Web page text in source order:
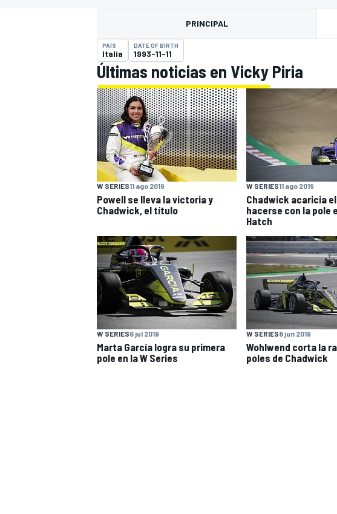
NASCARINDYCARSPORTSCARRALLY
PRINCIPAL
PAÍS
Italia
DATE OF BIRTH
1993-11-11
Últimas noticias en Vicky Piria
W SERIES11 ago 2019
Powell se lleva la victoria y
Chadwick, el título
W SERIES11 ago 2019
Chadwick acaricia
hacerse con la pole
Hatch
W SERIES6 jul 2019
Marta García logra su primera
pole en la W Series
W SERIES8 jun 2019
Wohlwend corta la
poles de Chadwick